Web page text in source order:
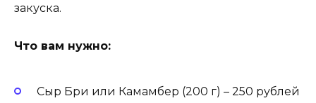
закуска.
Что вам нужно:
Сыр Бри или Камамбер (200 г) – 250 рублей